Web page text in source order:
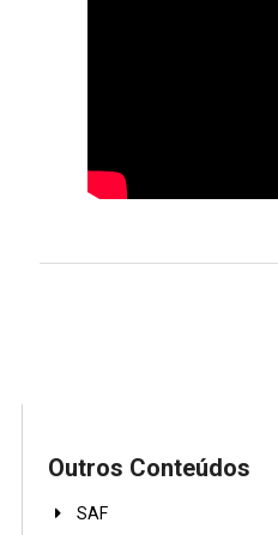
Outros Conteúdos
SAF